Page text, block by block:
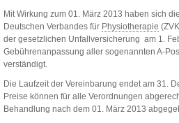
Mit Wirkung zum 01. März 2013 haben sich
Deutschen Verbandes für Physiotherapie
der gesetzlichen Unfallversicherung am 1.
Gebührenanpassung aller sogenannten A-
verständigt.
Die Laufzeit der Vereinbarung endet am 31.
Preise können für alle Verordnungen
Behandlung nach dem 01. März 2013